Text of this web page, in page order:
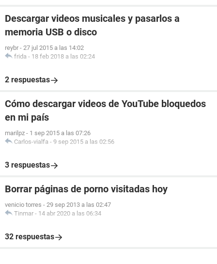
Descargar videos musicales y pasarlos a
memoria USB o disco
reybr - 27 jul 2015 a las 14:02
frida - 18 feb 2018 a las 02:24
2 respuestas
Cómo descargar videos de YouTube bloquedos
en mi país
marilpz - 1 sep 2015 a las 07:26
Carlos-vialfa - 9 sep 2015 a las 02:56
3 respuestas
Borrar páginas de porno visitadas hoy
venicio torres - 29 sep 2013 a las 02:47
Tinmar - 14 abr 2020 a las 06:34
32 respuestas